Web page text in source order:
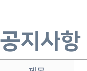
공지사항